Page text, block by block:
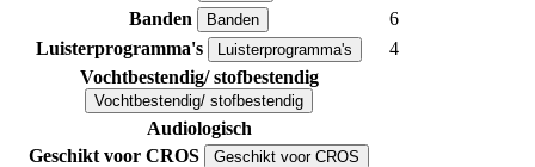
Banden
Banden
6
Luisterprogramma's
Luisterprogramma's
4
Vochtbestendig/ stofbestendig
Vochtbestendig/ stofbestendig
Audiologisch
Geschikt voor CROS
Geschikt voor CROS